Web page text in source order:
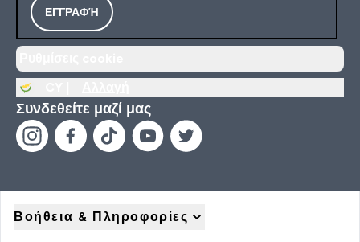
ΕΓΓΡΑΦΉ
Συνδεθείτε μαζί μας
Βοήθεια & Πληροφορίες